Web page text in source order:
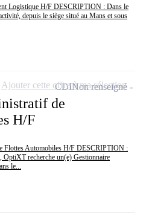
Logistique H/F DESCRIPTION : Dans le
depuis le siège situé au Mans et sous
de
H/F
Flottes Automobiles H/F DESCRIPTION :
OptiXT recherche un(e) Gestionnaire
le...
CDINon renseigné
Ajouter cette offre à ma sélection